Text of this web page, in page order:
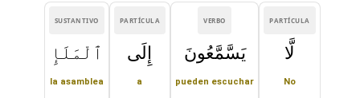
PARTÍCULA
لَّا
No
VERBO
يَسَّمَّعُونَ
pueden escuchar
PARTÍCULA
إِلَى
a
SUSTANTIVO
ٱلْمَلَإِ
la asamblea